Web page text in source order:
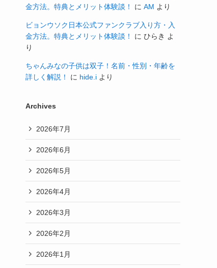
金方法。特典とメリット体験談！
に AM より
ビョンウソク日本公式ファンクラブ入り方・入
金方法。特典とメリット体験談！
に ひらき よ
り
ちゃんみなの子供は双子！名前・性別・年齢を
詳しく解説！
に hide.i より
Archives
2026年7月
2026年6月
2026年5月
2026年4月
2026年3月
2026年2月
2026年1月